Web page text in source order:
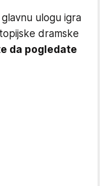
ulogu igra
dramske
da pogledate